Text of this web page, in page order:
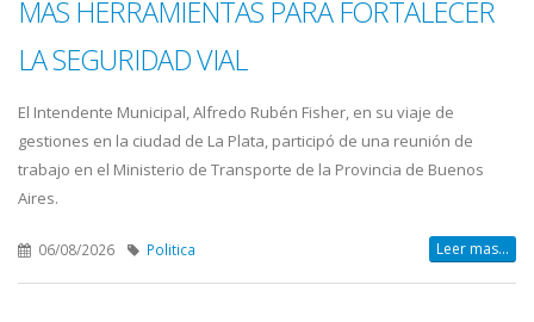
MÁS HERRAMIENTAS PARA FORTALECER
LA SEGURIDAD VIAL
El Intendente Municipal, Alfredo Rubén Fisher, en su viaje de
gestiones en la ciudad de La Plata, participó de una reunión de
trabajo en el Ministerio de Transporte de la Provincia de Buenos
Aires.
06/08/2026 Politica Leer mas...